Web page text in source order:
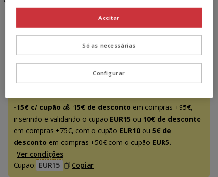
Promoção disponível
-15€ c/ cupão 💰 15€ de desconto em compras +95€,
inserindo e validando o cupão EUR15 ou 10€ de desconto
em compras +75€, com o cupão EUR10 ou 5€ de
desconto em compras +50€ com o cupão EUR5.
Ver condições
Cupão: EUR15 Copiar
Temporariamente sem stock
Descubra produtos semelhantes
Só as necessárias
Aceitar
Configurar